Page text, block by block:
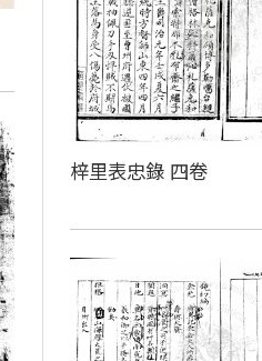
梓里表忠錄 四卷